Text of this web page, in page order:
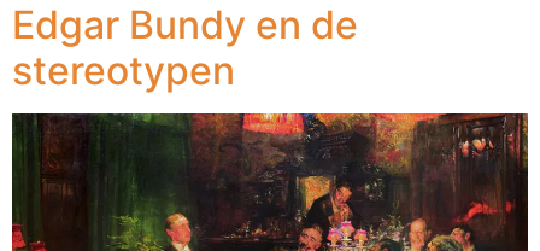
Edgar Bundy en de
stereotypen